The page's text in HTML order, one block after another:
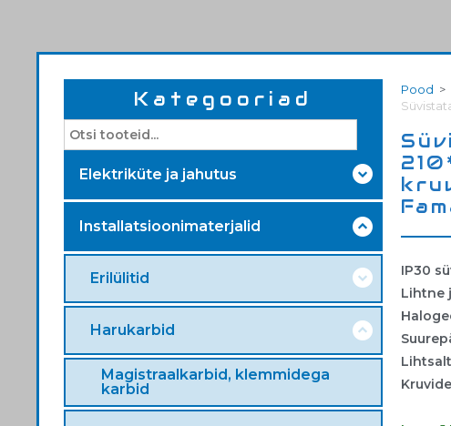
Kategooriad
Elektriküte ja jahutus
Installatsioonimaterjalid
Erilülitid
Harukarbid
Magistraalkarbid, klemmidega
karbid
Pood >
IP30
Lihtne